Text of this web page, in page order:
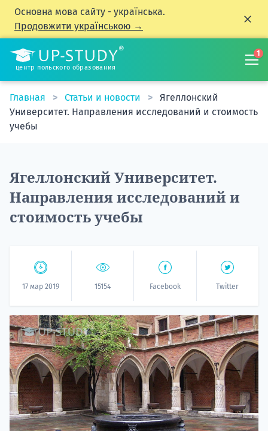
Основна мова сайту - українська.
Продовжити українською →
центр польского образования
1
Главная Статьи и новости
Ягеллонский
Университет. Направления исследований и стоимость
учебы
Ягеллонский Университет.
Направления исследований и
стоимость учебы
17 мар 2019 15154 Facebook Twitter
20.09